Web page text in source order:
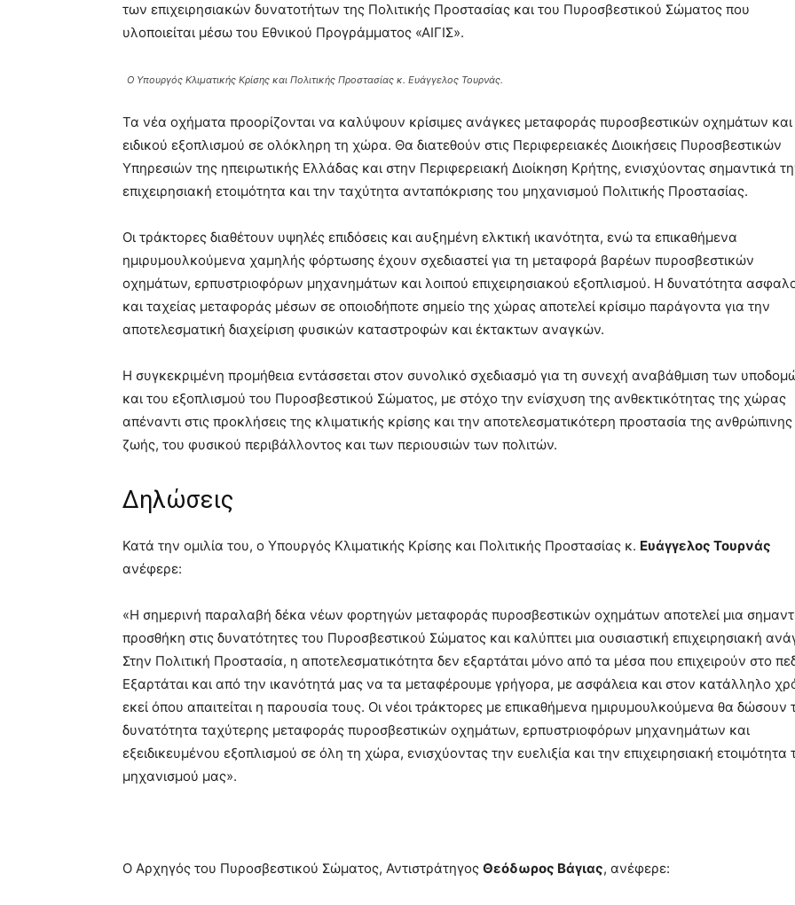
των επιχειρησιακών δυνατοτήτων της Πολιτικής Προστασίας και του Πυροσβεστικού Σώματος που
υλοποιείται μέσω του Εθνικού Προγράμματος «ΑΙΓΙΣ».
Ο Υπουργός Κλιματικής Κρίσης και Πολιτικής Προστασίας κ. Ευάγγελος Τουρνάς.
Τα νέα οχήματα προορίζονται να καλύψουν κρίσιμες ανάγκες μεταφοράς πυροσβεστικών οχημάτων και
ειδικού εξοπλισμού σε ολόκληρη τη χώρα. Θα διατεθούν στις Περιφερειακές Διοικήσεις Πυροσβεστικών
Υπηρεσιών της ηπειρωτικής Ελλάδας και στην Περιφερειακή Διοίκηση Κρήτης, ενισχύοντας σημαντικά
επιχειρησιακή ετοιμότητα και την ταχύτητα ανταπόκρισης του μηχανισμού Πολιτικής Προστασίας.
Οι τράκτορες διαθέτουν υψηλές επιδόσεις και αυξημένη ελκτική ικανότητα, ενώ τα επικαθήμενα
ημιρυμουλκούμενα χαμηλής φόρτωσης έχουν σχεδιαστεί για τη μεταφορά βαρέων πυροσβεστικών
οχημάτων, ερπυστριοφόρων μηχανημάτων και λοιπού επιχειρησιακού εξοπλισμού. Η δυνατότητα
και ταχείας μεταφοράς μέσων σε οποιοδήποτε σημείο της χώρας αποτελεί κρίσιμο παράγοντα για την
αποτελεσματική διαχείριση φυσικών καταστροφών και έκτακτων αναγκών.
Η συγκεκριμένη προμήθεια εντάσσεται στον συνολικό σχεδιασμό για τη συνεχή αναβάθμιση των
και του εξοπλισμού του Πυροσβεστικού Σώματος, με στόχο την ενίσχυση της ανθεκτικότητας της χώρας
απέναντι στις προκλήσεις της κλιματικής κρίσης και την αποτελεσματικότερη προστασία της ανθρώπινης
ζωής, του φυσικού περιβάλλοντος και των περιουσιών των πολιτών.
Δηλώσεις
Κατά την ομιλία του, ο Υπουργός Κλιματικής Κρίσης και Πολιτικής Προστασίας κ. Ευάγγελος Τουρνάς
ανέφερε:
«Η σημερινή παραλαβή δέκα νέων φορτηγών μεταφοράς πυροσβεστικών οχημάτων αποτελεί μια
προσθήκη στις δυνατότητες του Πυροσβεστικού Σώματος και καλύπτει μια ουσιαστική επιχειρησιακή
Στην Πολιτική Προστασία, η αποτελεσματικότητα δεν εξαρτάται μόνο από τα μέσα που επιχειρούν στο
Εξαρτάται και από την ικανότητά μας να τα μεταφέρουμε γρήγορα, με ασφάλεια και στον κατάλληλο
εκεί όπου απαιτείται η παρουσία τους. Οι νέοι τράκτορες με επικαθήμενα ημιρυμουλκούμενα θα δώσουν
δυνατότητα ταχύτερης μεταφοράς πυροσβεστικών οχημάτων, ερπυστριοφόρων μηχανημάτων και
εξειδικευμένου εξοπλισμού σε όλη τη χώρα, ενισχύοντας την ευελιξία και την επιχειρησιακή ετοιμότητα
μηχανισμού μας».
Ο Αρχηγός του Πυροσβεστικού Σώματος, Αντιστράτηγος Θεόδωρος Βάγιας, ανέφερε: